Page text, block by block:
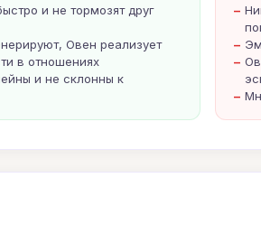
и не тормозят друг
Овен реализует
в отношениях
и не склонны к